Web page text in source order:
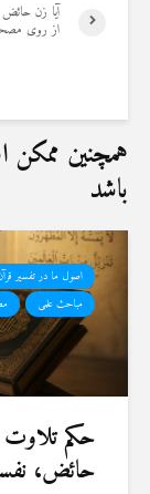
آیا زن حائض
از روی
همچنین ممکن
باشد
اصول ما در تفسیر
مباحث علمی
حكم
حائض،